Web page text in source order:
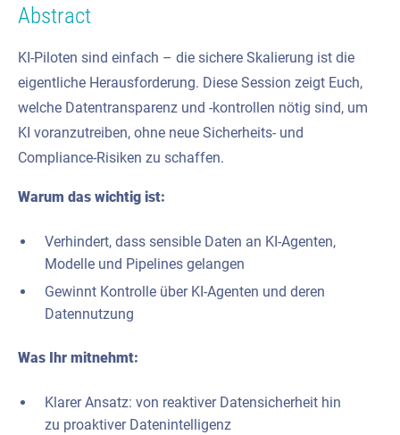
Abstract
KI-Piloten sind einfach – die sichere Skalierung ist die
eigentliche Herausforderung. Diese Session zeigt Euch,
welche Datentransparenz und -kontrollen nötig sind, um
KI voranzutreiben, ohne neue Sicherheits- und
Compliance-Risiken zu schaffen.
Warum das wichtig ist:
Verhindert, dass sensible Daten an KI-Agenten,
Modelle und Pipelines gelangen
Gewinnt Kontrolle über KI-Agenten und deren
Datennutzung
Was Ihr mitnehmt:
Klarer Ansatz: von reaktiver Datensicherheit hin
zu proaktiver Datenintelligenz